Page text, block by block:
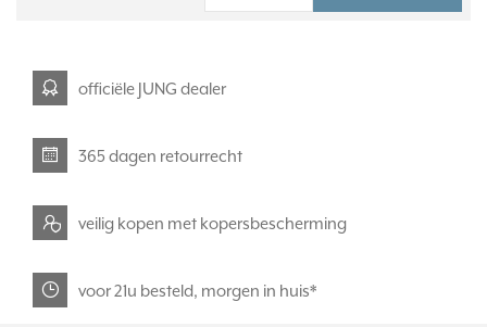
officiële JUNG dealer
365 dagen retourrecht
veilig kopen met kopersbescherming
voor 21u besteld, morgen in huis*